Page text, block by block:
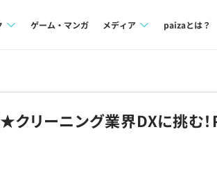
ゲーム・マンガ メディア
note
paizaとは？
リーニング業界DXに挑む